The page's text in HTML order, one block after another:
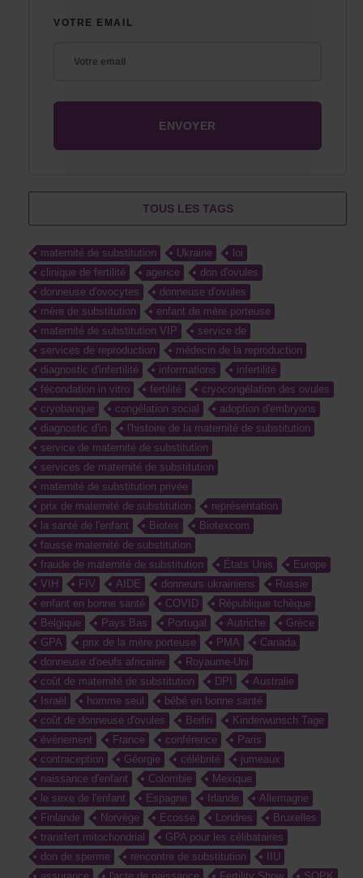
VOTRE EMAIL
TOUS LES TAGS
maternité de substitution Ukraine
loi
clinique de fertilité
agence
don d'ovules
donneuse d'ovocytes
donneuse d'ovules
mère de substitution
enfant de mère porteuse
maternité de substitution VIP
service de
services de reproduction
médecin de la reproduction
diagnostic d'infertilité
informations
infertilité
fécondation in vitro
fertilité
cryocongélation des ovules
cryobanque
congélation social
adoption d'embryons
diagnostic d'in
l'histoire de la maternité de substitution
service de maternité de substitution
services de maternité de substitution
maternité de substitution privée
prix de maternité de substitution
représentation
la santé de l'enfant
Biotex
Biotexcom
fausse maternité de substitution
fraude de maternité de substitution
États Unis
Europe
VIH
FIV AIDE donneurs ukrainiens
Russie
enfant en bonne santé
COVID
République tchèque
Belgique
Pays Bas Portugal Autriche
Grèce
GPA
prix de la mère porteuse PMA
Canada
donneuse d'oeufs africaine
Royaume-Uni
coût de maternité de substitution
DPI
Australie
Israël
homme seul
bébé en bonne santé
coût de donneuse d'ovules
Berlin
Kinderwunsch Tage
événement
France conférence
Paris
contraception
Géorgie célébrité
jumeaux
naissance d'enfant
Colombie
Mexique
le sexe de l'enfant
Espagne Irlande
Allemagne
Finlande
Norvège Ecosse Londres
Bruxelles
transfert mitochondrial
GPA pour les célibataires
don de sperme
rencontre de substitution
IIU
assurance
l'acte de naissance Fertility Show SOPK